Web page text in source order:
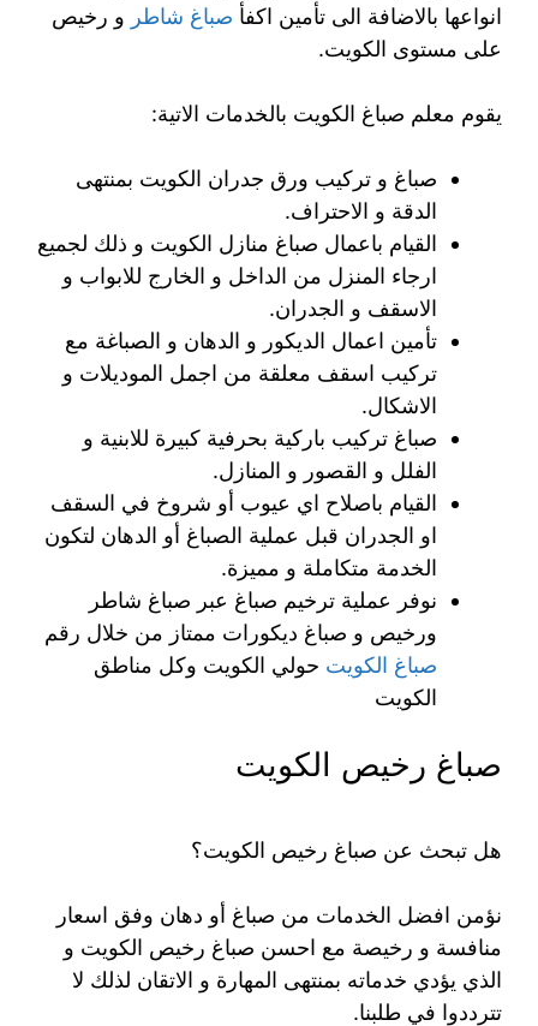
انواعها بالاضافة الى تأمين اكفأ صباغ شاطر و رخيص
على مستوى الكويت.
يقوم معلم صباغ الكويت بالخدمات الاتية:
صباغ و تركيب ورق جدران الكويت بمنتهى
الدقة و الاحتراف.
القيام باعمال صباغ منازل الكويت و ذلك لجميع
ارجاء المنزل من الداخل و الخارج للابواب و
الاسقف و الجدران.
تأمين اعمال الديكور و الدهان و الصباغة مع
تركيب اسقف معلقة من اجمل الموديلات و
الاشكال.
صباغ تركيب باركية بحرفية كبيرة للابنية و
الفلل و القصور و المنازل.
القيام باصلاح اي عيوب أو شروخ في السقف
او الجدران قبل عملية الصباغ أو الدهان لتكون
الخدمة متكاملة و مميزة.
نوفر عملية ترخيم صباغ عبر صباغ شاطر
ورخيص و صباغ ديكورات ممتاز من خلال رقم
صباغ الكويت حولي الكويت وكل مناطق
الكويت
صباغ رخيص الكويت
هل تبحث عن صباغ رخيص الكويت؟
نؤمن افضل الخدمات من صباغ أو دهان وفق اسعار
منافسة و رخيصة مع احسن صباغ رخيص الكويت و
الذي يؤدي خدماته بمنتهى المهارة و الاتقان لذلك لا
تترددوا في طلبنا.